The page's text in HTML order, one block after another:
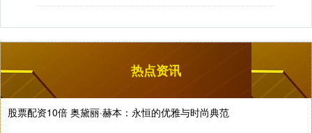
热点资讯
股票配资10倍 奥黛丽·赫本：永恒的优雅与时尚典范